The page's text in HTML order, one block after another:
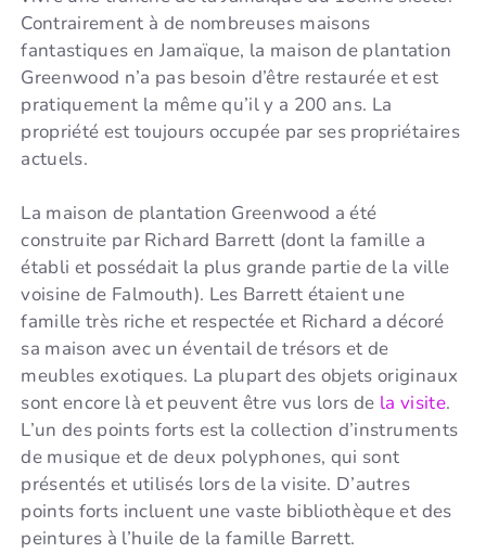
Contrairement à de nombreuses maisons
fantastiques en Jamaïque, la maison de plantation
Greenwood n’a pas besoin d’être restaurée et est
pratiquement la même qu’il y a 200 ans. La
propriété est toujours occupée par ses propriétaires
actuels.
La maison de plantation Greenwood a été
construite par Richard Barrett (dont la famille a
établi et possédait la plus grande partie de la ville
voisine de Falmouth). Les Barrett étaient une
famille très riche et respectée et Richard a décoré
sa maison avec un éventail de trésors et de
meubles exotiques. La plupart des objets originaux
sont encore là et peuvent être vus lors de la visite.
L’un des points forts est la collection d’instruments
de musique et de deux polyphones, qui sont
présentés et utilisés lors de la visite. D’autres
points forts incluent une vaste bibliothèque et des
peintures à l’huile de la famille Barrett.